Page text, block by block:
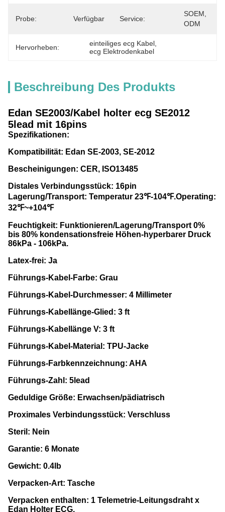
Probe: Verfügbar Service:
SOEM,
ODM
Hervorheben: einteiliges ecg Kabel
ecg Elektrodenkabel
Beschreibung Des Produkts
Edan SE2003/Kabel holter ecg SE2012
5lead mit 16pins
Spezifikationen:
Kompatibilität: Edan SE-2003, SE-2012
Bescheinigungen: CER, ISO13485
Distales Verbindungsstück: 16pin
Lagerung/Transport: Temperatur 23℉-104℉.Operating:
32℉~+104℉
Feuchtigkeit: Funktionieren/Lagerung/Transport 0%
bis 80% kondensationsfreie Höhen-hyperbarer Druck
86kPa - 106kPa.
Latex-frei: Ja
Führungs-Kabel-Farbe: Grau
Führungs-Kabel-Durchmesser: 4 Millimeter
Führungs-Kabellänge-Glied: 3 ft
Führungs-Kabellänge V: 3 ft
Führungs-Kabel-Material: TPU-Jacke
Führungs-Farbkennzeichnung: AHA
Führungs-Zahl: 5lead
Geduldige Größe: Erwachsen/pädiatrisch
Proximales Verbindungsstück: Verschluss
Steril: Nein
Garantie: 6 Monate
Gewicht: 0.4lb
Verpacken-Art: Tasche
Verpacken enthalten: 1 Telemetrie-Leitungsdraht x
Edan Holter ECG.